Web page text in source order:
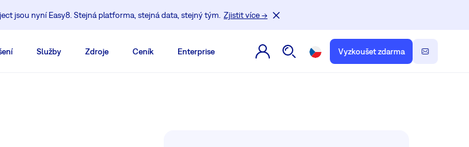
jsou nyní Easy8. Stejná platforma, stejná data, stejný tým. Zjistit více →
Služby Zdroje Ceník Enterprise Vyzkoušet zdarma